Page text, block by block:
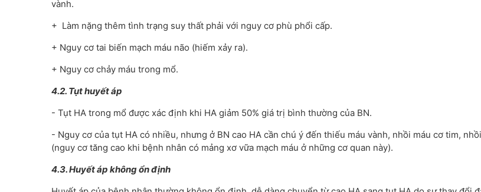
vành.
+ Làm nặng thêm tình trạng suy thất phải với nguy cơ phù phổi cấp.
+ Nguy cơ tai biến mạch máu não (hiếm xảy ra).
+ Nguy cơ chảy máu trong mổ.
4.2. Tụt huyết áp
- Tụt HA trong mổ được xác định khi HA giảm 50% giá trị bình thường của BN.
- Nguy cơ của tụt HA có nhiều, nhưng ở BN cao HA cần chú ý đến thiếu máu vành, nhồi máu cơ tim,
(nguy cơ tăng cao khi bệnh nhân có mảng xơ vữa mạch máu ở những cơ quan này).
4.3. Huyết áp không ổn định